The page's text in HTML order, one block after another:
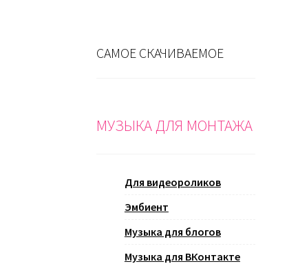
САМОЕ СКАЧИВАЕМОЕ
МУЗЫКА ДЛЯ МОНТАЖА
Для видеороликов
Эмбиент
Музыка для блогов
Музыка для ВКонтакте